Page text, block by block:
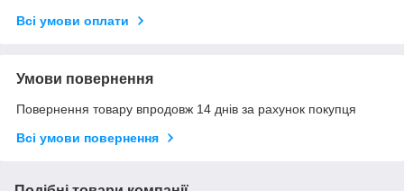
Всі умови оплати
Умови повернення
Повернення товару впродовж 14 днів за рахунок покупця
Всі умови повернення